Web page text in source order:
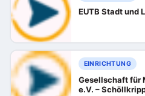
EUTB Stadt und
EINRICHTUNG
Gesellschaft für
e.V. –